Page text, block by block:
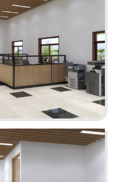
SHP
đào tạo nhân sự dành
nhiều mảng khác nhau,
văn phòng được thiết kế
Âu hiện đại.
tiết